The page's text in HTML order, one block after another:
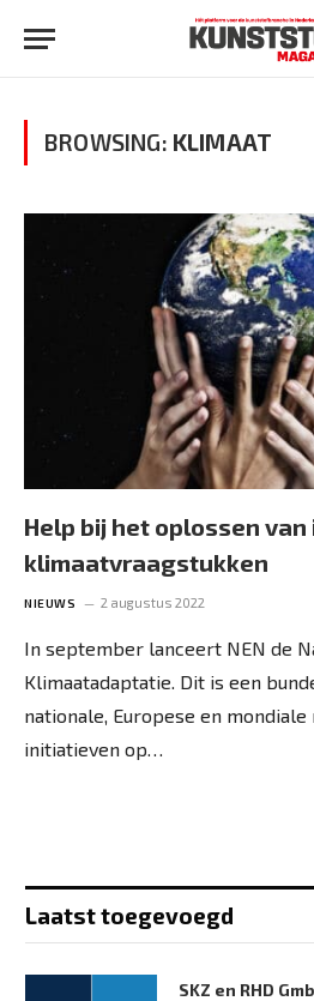
BROWSING: KLIMAAT
Help bij het oplossen
klimaatvraagstukken
NIEUWS 2 augustus 2022
In september lanceert NEN de
Klimaatadaptatie. Dit is een
nationale, Europese en
initiatieven op…
Laatst toegevoegd
SKZ en RHD